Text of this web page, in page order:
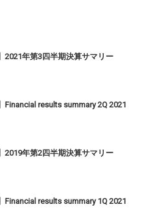
】2021年第3四半期決算サマリー
】Financial results summary 2Q 2021
】2019年第2四半期決算サマリー
】Financial results summary 1Q 2021